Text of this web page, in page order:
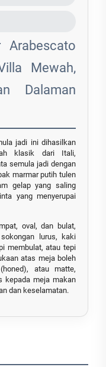
Arabescato
Mewah,
Dalaman
jadi ini dihasilkan
klasik dari Itali,
semula jadi dengan
marmar putih tulen
gelap yang saling
yang menyerupai
oval, dan bulat,
lurus, kaki
membulat, atau tepi
atas meja boleh
atau matte,
kepada meja makan
dan keselamatan.